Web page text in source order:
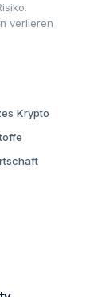
verlieren
Krypto